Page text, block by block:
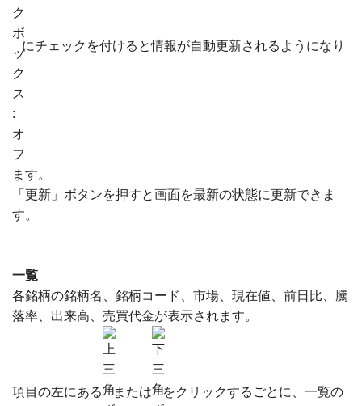
にチェックを付けると情報が自動更新されるようになり
ます。
「更新」ボタンを押すと画面を最新の状態に更新できま
す。
一覧
各銘柄の銘柄名、銘柄コード、市場、現在値、前日比、騰
落率、出来高、売買代金が表示されます。
項目の左にある または をクリックするごとに、一覧の